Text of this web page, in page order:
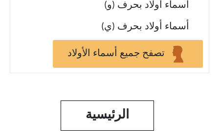
أسماء أولاد بحرف (و)
أسماء أولاد بحرف (ي)
تصفح جميع أسماء الأولاد
الرئيسية